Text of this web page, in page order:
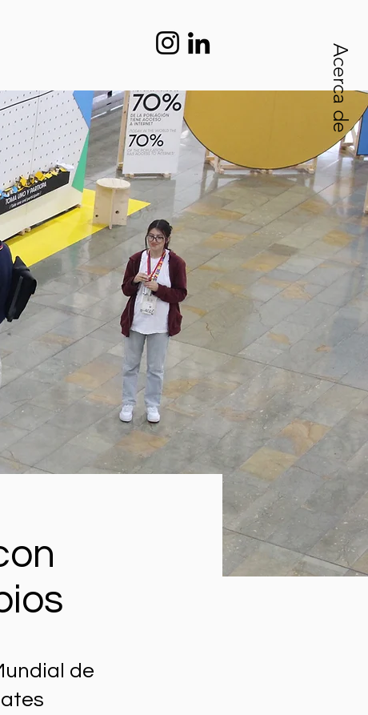
Acerca de
de